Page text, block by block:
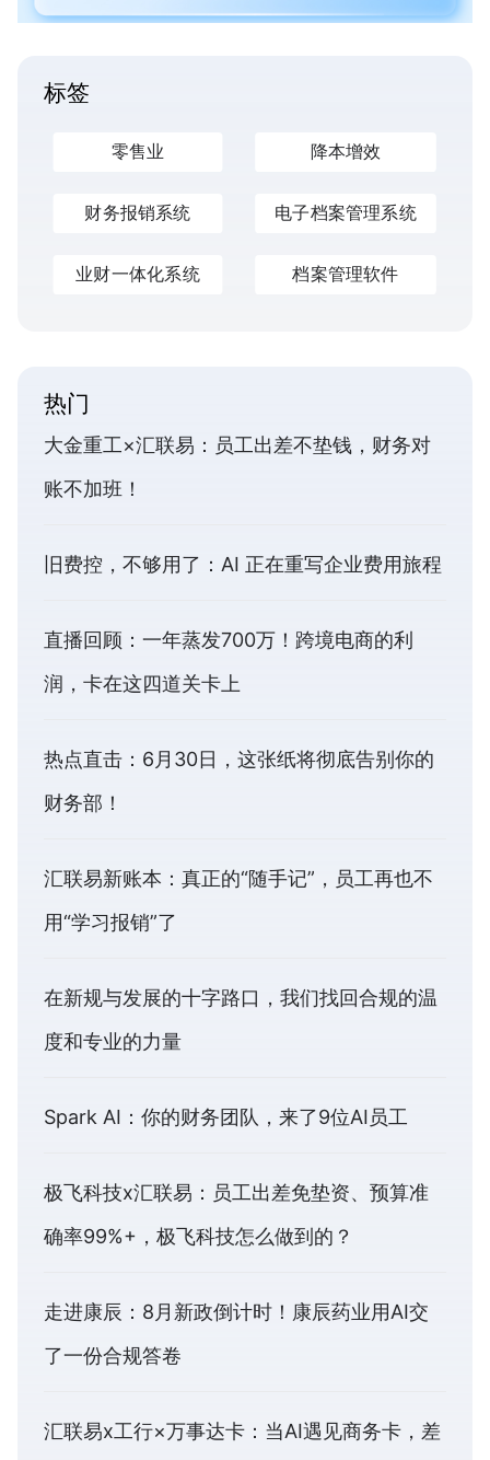
标签
零售业 降本增效
财务报销系统 电子档案管理系统
业财一体化系统 档案管理软件
热门
大金重工×汇联易：员工出差不垫钱，财务对
账不加班！
旧费控，不够用了：AI 正在重写企业费用旅程
直播回顾：一年蒸发700万！跨境电商的利
润，卡在这四道关卡上
热点直击：6月30日，这张纸将彻底告别你的
财务部！
汇联易新账本：真正的“随手记”，员工再也不
用“学习报销”了
在新规与发展的十字路口，我们找回合规的温
度和专业的力量
Spark AI：你的财务团队，来了9位AI员工
极飞科技x汇联易：员工出差免垫资、预算准
确率99%+，极飞科技怎么做到的？
走进康辰：8月新政倒计时！康辰药业用AI交
了一份合规答卷
汇联易x工行×万事达卡：当AI遇见商务卡，差